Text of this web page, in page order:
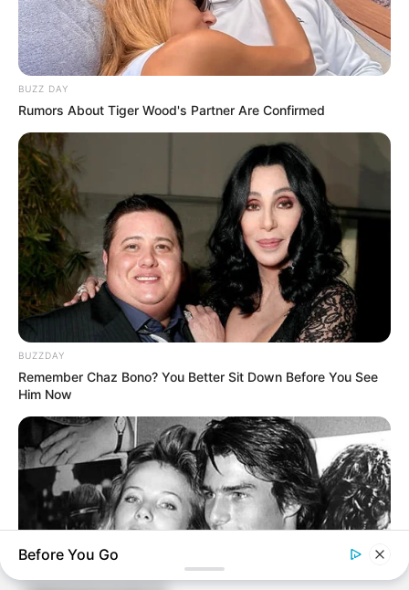
ARCHIVES
Archives
BUZZ DAY
Rumors About Tiger Wood's Partner Are Confirmed
BUZZDAY
Remember Chaz Bono? You Better Sit Down Before You See
Him Now
Before You Go